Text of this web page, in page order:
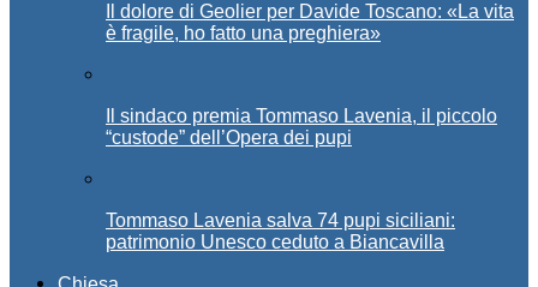
Il dolore di Geolier per Davide Toscano: «La vita
è fragile, ho fatto una preghiera»
Il sindaco premia Tommaso Lavenia, il piccolo
“custode” dell’Opera dei pupi
Tommaso Lavenia salva 74 pupi siciliani:
patrimonio Unesco ceduto a Biancavilla